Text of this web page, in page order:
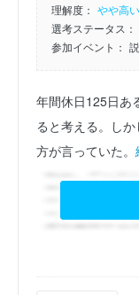
理解度： やや高い
選考ステータス：
参加イベント：
年間休日125日あ
ると考える。し
方が言っていた。